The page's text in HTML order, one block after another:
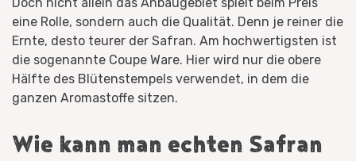
Doch nicht allein das Anbaugebiet spielt beim Preis
eine Rolle, sondern auch die Qualität. Denn je reiner die
Ernte, desto teurer der Safran. Am hochwertigsten ist
die sogenannte Coupe Ware. Hier wird nur die obere
Hälfte des Blütenstempels verwendet, in dem die
ganzen Aromastoffe sitzen.
Wie kann man echten Safran